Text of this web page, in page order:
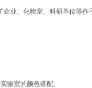
企业、化验室、科研单位等作
验室的颜色搭配。